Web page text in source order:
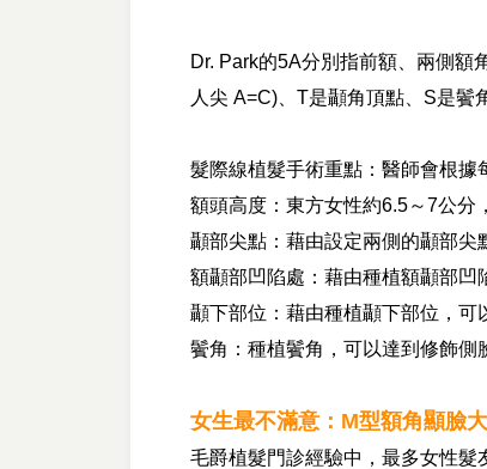
Dr. Park的5A分別指前額、兩側額
人尖 A=C)、T是顳角頂點、S是鬢
髮際線植髮手術重點：醫師會根據
額頭高度：東方女性約6.5～7公分
顳部尖點：藉由設定兩側的顳部尖
額顳部凹陷處：藉由種植額顳部凹
顳下部位：藉由種植顳下部位，可
鬢角：種植鬢角，可以達到修飾側
女生最不滿意：M型額角顯臉大
毛爵植髮門診經驗中，最多女性